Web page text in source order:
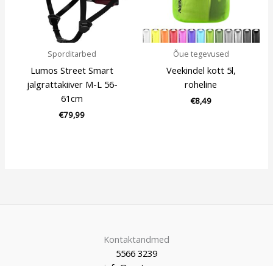
Sporditarbed
Lumos Street Smart
jalgrattakiiver M-L 56-
61cm
€79,99
Õue tegevused
Veekindel kott 5l,
roheline
€8,49
Kontaktandmed
5566 3239